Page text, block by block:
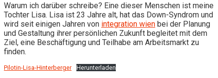
Warum ich darüber schreibe? Eine dieser Menschen ist meine
Tochter Lisa. Lisa ist 23 Jahre alt, hat das Down-Syndrom und
wird seit einigen Jahren von integration wien bei der Planung
und Gestaltung ihrer persönlichen Zukunft begleitet mit dem
Ziel, eine Beschäftigung und Teilhabe am Arbeitsmarkt zu
finden.
Pilotin-Lisa-Hinterberger Herunterladen